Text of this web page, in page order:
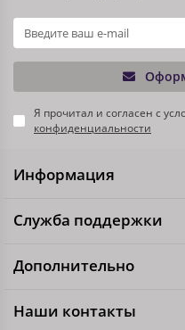
Я прочитал и согласен с
конфиденциальности
Информация
Служба поддержки
Дополнительно
Наши контакты